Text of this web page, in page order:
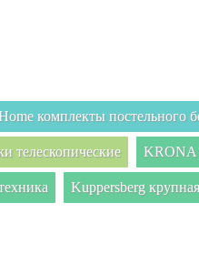
комплекты постельного
телескопические KRONA
Kuppersberg